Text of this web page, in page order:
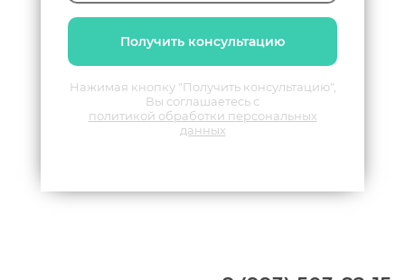
Получить консультацию
Нажимая кнопку "Получить консультацию",
Вы соглашаетесь с
политикой обработки персональных
данных